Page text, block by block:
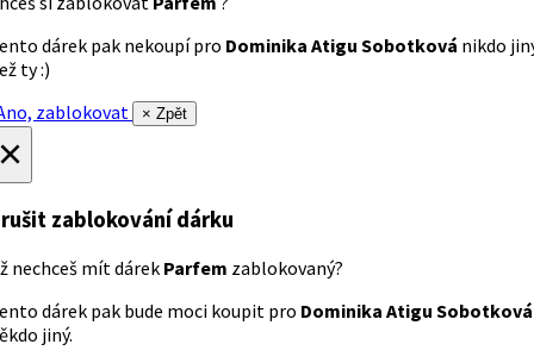
dárek pak nekoupí pro Dominika Atigu Sobotková nikdo
ty :)
zablokovat
× Zpět
zablokování dárku
nechceš mít dárek Parfem zablokovaný?
dárek pak bude moci koupit pro Dominika Atigu Sobotková
jiný.